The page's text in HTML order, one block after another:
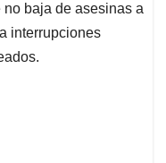
baja de asesinas a
interrupciones